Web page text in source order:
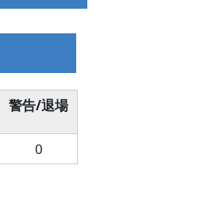
警告/退場
0